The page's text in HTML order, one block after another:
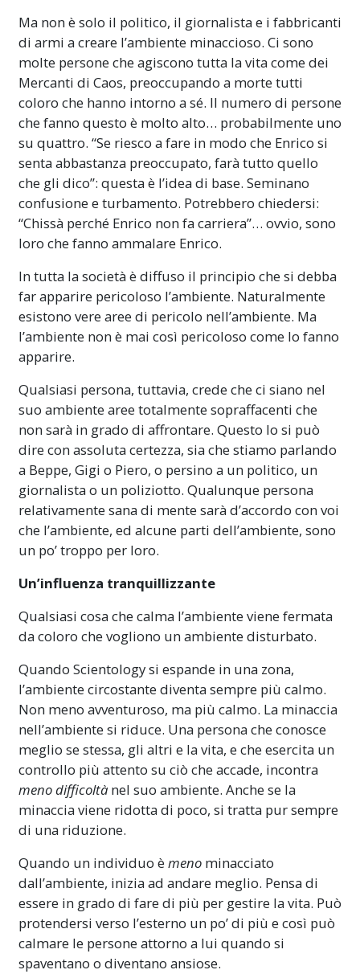
Ma non è solo il politico, il giornalista e i fabbricanti
di armi a creare l’ambiente minaccioso. Ci sono
molte persone che agiscono tutta la vita come dei
Mercanti di Caos, preoccupando a morte tutti
coloro che hanno intorno a sé. Il numero di persone
che fanno questo è molto alto… probabilmente uno
su quattro. “Se riesco a fare in modo che Enrico si
senta abbastanza preoccupato, farà tutto quello
che gli dico”: questa è l’idea di base. Seminano
confusione e turbamento. Potrebbero chiedersi:
“Chissà perché Enrico non fa carriera”… ovvio, sono
loro che fanno ammalare Enrico.
In tutta la società è diffuso il principio che si debba
far apparire pericoloso l’ambiente. Naturalmente
esistono vere aree di pericolo nell’ambiente. Ma
l’ambiente non è mai così pericoloso come lo fanno
apparire.
Qualsiasi persona, tuttavia, crede che ci siano nel
suo ambiente aree totalmente sopraffacenti che
non sarà in grado di affrontare. Questo lo si può
dire con assoluta certezza, sia che stiamo parlando
a Beppe, Gigi o Piero, o persino a un politico, un
giornalista o un poliziotto. Qualunque persona
relativamente sana di mente sarà d’accordo con voi
che l’ambiente, ed alcune parti dell’ambiente, sono
un po’ troppo per loro.
Un’influenza tranquillizzante
Qualsiasi cosa che calma l’ambiente viene fermata
da coloro che vogliono un ambiente disturbato.
Quando Scientology si espande in una zona,
l’ambiente circostante diventa sempre più calmo.
Non meno avventuroso, ma più calmo. La minaccia
nell’ambiente si riduce. Una persona che conosce
meglio se stessa, gli altri e la vita, e che esercita un
controllo più attento su ciò che accade, incontra
meno difficoltà nel suo ambiente. Anche se la
minaccia viene ridotta di poco, si tratta pur sempre
di una riduzione.
Quando un individuo èmeno minacciato
dall’ambiente, inizia ad andare meglio. Pensa di
essere in grado di fare di più per gestire la vita. Può
protendersi verso l’esterno un po’ di più e così può
calmare le persone attorno a lui quando si
spaventano o diventano ansiose.